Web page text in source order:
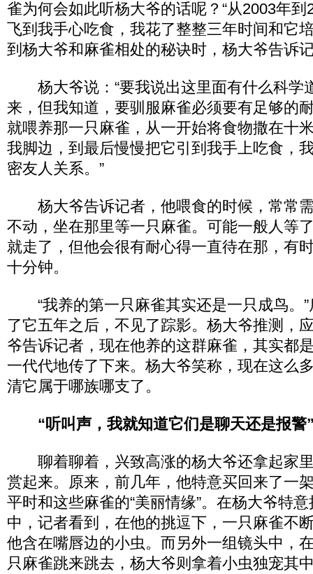
雀为何会如此听杨大爷的话呢？“从2003年
飞到我手心吃食，我花了整整三年时间和它
到杨大爷和麻雀相处的秘诀时，杨大爷告诉
杨大爷说：“要我说出这里面有什么科学
来，但我知道，要驯服麻雀必须要有足够的
就喂养那一只麻雀，从一开始将食物撒在十
我脚边，到最后慢慢把它引到我手上吃食，
密友人关系。”
杨大爷告诉记者，他喂食的时候，常常
不动，坐在那里等一只麻雀。可能一般人等
就走了，但他会很有耐心得一直待在那，有
十分钟。
“我养的第一只麻雀其实还是一只成鸟。”
了它五年之后，不见了踪影。杨大爷推测，
爷告诉记者，现在他养的这群麻雀，其实都
一代代地传了下来。杨大爷笑称，现在这么
清它属于哪族哪支了。
“听叫声，我就知道它们是聊天还是报警
聊着聊着，兴致高涨的杨大爷还拿起家
赏起来。原来，前几年，他特意买回来了一
平时和这些麻雀的“美丽情缘”。在杨大爷特
中，记者看到，在他的挑逗下，一只麻雀不
他含在嘴唇边的小虫。而另外一组镜头中，
只麻雀跳来跳去，杨大爷则拿着小虫独宠其